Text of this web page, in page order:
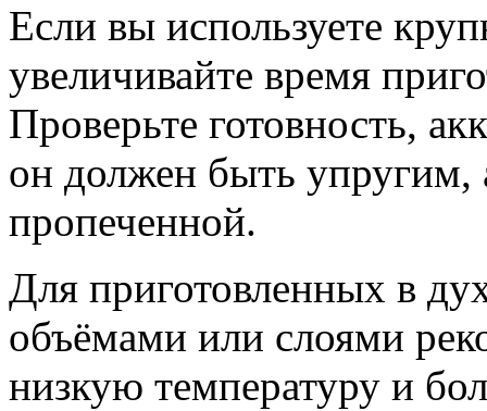
Если вы используете
увеличивайте время
Проверьте готовность,
он должен быть упругим,
пропеченной.
Для приготовленных в
объёмами или слоями
низкую температуру и